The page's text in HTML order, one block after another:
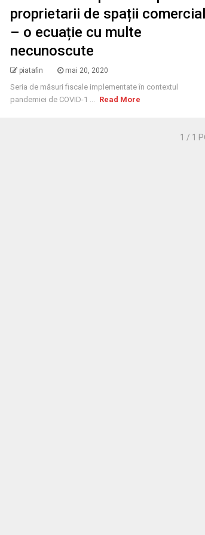
proprietarii de spații
– o ecuație cu multe
necunoscute
piatafin mai 20, 2020
Seria de măsuri fiscale implementate în contextul
pandemiei de COVID-1 ... Read More
1 / 1